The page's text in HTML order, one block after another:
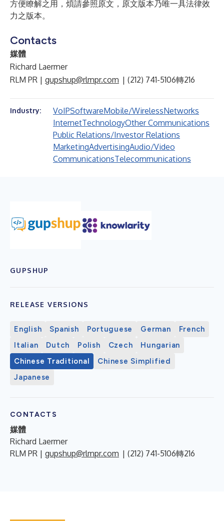
方便瞭解之用，煩請參照原文，原文版本乃唯一具法律效
力之版本。
Contacts
媒體
Richard Laermer
RLM PR | gupshup@rlmpr.com | (212) 741-5106轉216
Industry: VoIPSoftwareMobile/WirelessNetworks
InternetTechnologyOther Communications
Public Relations/Investor Relations
MarketingAdvertisingAudio/Video
CommunicationsTelecommunications
GUPSHUP
RELEASE VERSIONS
English Spanish Portuguese German
French
Italian
Dutch Polish Czech
Hungarian
Chinese Traditional
Chinese Simplified
Japanese
CONTACTS
媒體
Richard Laermer
RLM PR | gupshup@rlmpr.com | (212) 741-5106轉216